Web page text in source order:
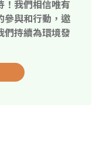
！我們相信唯有
參與和行動，邀
們持續為環境發